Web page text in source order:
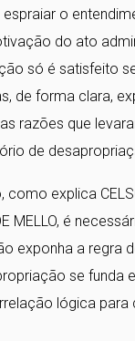
o
do ato
só é satisfeito
de forma clara,
razões que
de
como explica
MELLO, é
exponha a regra
se funda
lógica para